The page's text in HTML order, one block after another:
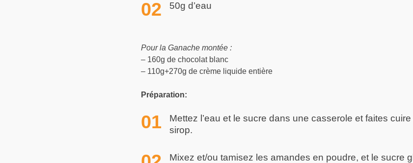
50g d’eau
Pour la Ganache montée :
– 160g de chocolat blanc
– 110g+270g de crème liquide entière
Préparation:
Mettez l’eau et le sucre dans une casserole et faites
sirop.
Mixez et/ou tamisez les amandes en poudre, et le sucre